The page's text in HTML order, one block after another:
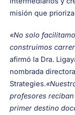
misión que
«No solo
construimos
afirmó la Dra.
nombrada
Strategies.
profesores
primer destino